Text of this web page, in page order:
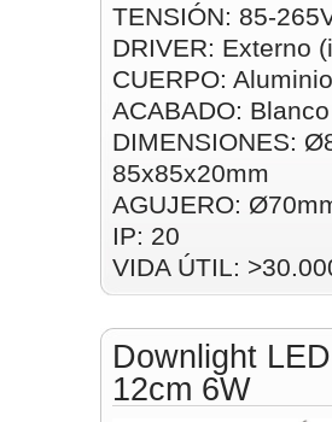
TENSIÓN: 85-
DRIVER: Externo
CUERPO: Aluminio
ACABADO: Blanco
DIMENSIONES:
85x85x20mm
AGUJERO:
IP: 20
VIDA ÚTIL:
Downlight
12cm 6W